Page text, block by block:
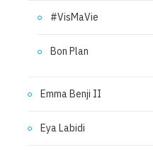
#VisMaVie
Bon Plan
Emma Benji II
Eya Labidi